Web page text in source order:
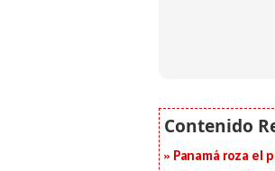
Panamá roza el